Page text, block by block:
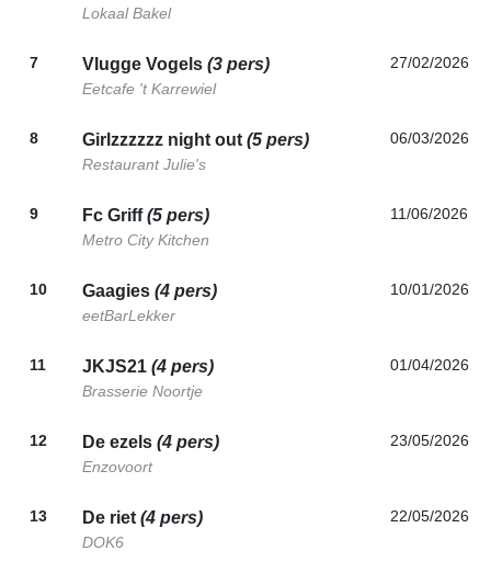
Lokaal Bakel
7 Vlugge Vogels (3 pers)
Eetcafe 't Karrewiel
27/02/2026
8 Girlzzzzzz night out (5 pers)
Restaurant Julie's
06/03/2026
9 Fc Griff(5 pers)
Metro City Kitchen
11/06/2026
10 Gaagies (4 pers)
eetBarLekker
10/01/2026
11 JKJS21 (4 pers)
Brasserie Noortje
01/04/2026
12 De ezels (4 pers)
Enzovoort
23/05/2026
13 De riet (4 pers)
DOK6
22/05/2026